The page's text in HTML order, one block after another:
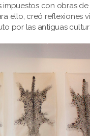
con obras
ello, creó reflexiones
por las antiguas